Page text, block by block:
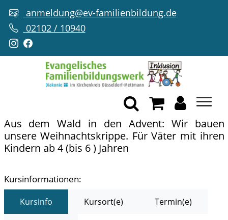
anmeldung@ev-familienbildung.de
02102 / 10940
Aus dem Wald in den Advent: Wir bauen
unsere Weihnachtskrippe. Für Väter mit ihren
Kindern ab 4 (bis 6 ) Jahren
Kursinformationen:
Kursinfo Kursort(e) Termin(e)